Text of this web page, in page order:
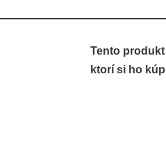
Tento
ktorí si ho